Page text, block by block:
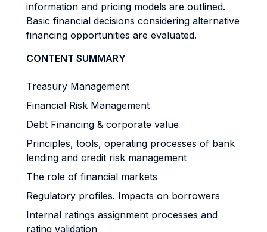
information and pricing models are outlined.
Basic financial decisions considering alternative
financing opportunities are evaluated.
CONTENT SUMMARY
Treasury Management
Financial Risk Management
Debt Financing & corporate value
Principles, tools, operating processes of bank
lending and credit risk management
The role of financial markets
Regulatory profiles. Impacts on borrowers
Internal ratings assignment processes and
rating validation